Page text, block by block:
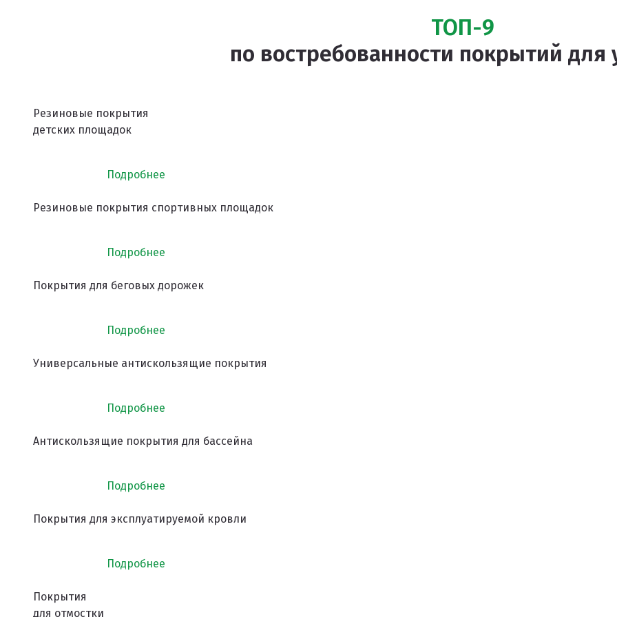
ТОП-9
по востребованности покрытий для
Резиновые покрытия
детских площадок
Подробнее
Резиновые покрытия спортивных площадок
Подробнее
Покрытия для беговых дорожек
Подробнее
Универсальные антискользящие покрытия
Подробнее
Антискользящие покрытия для бассейна
Подробнее
Покрытия для эксплуатируемой кровли
Подробнее
Покрытия
для отмостки